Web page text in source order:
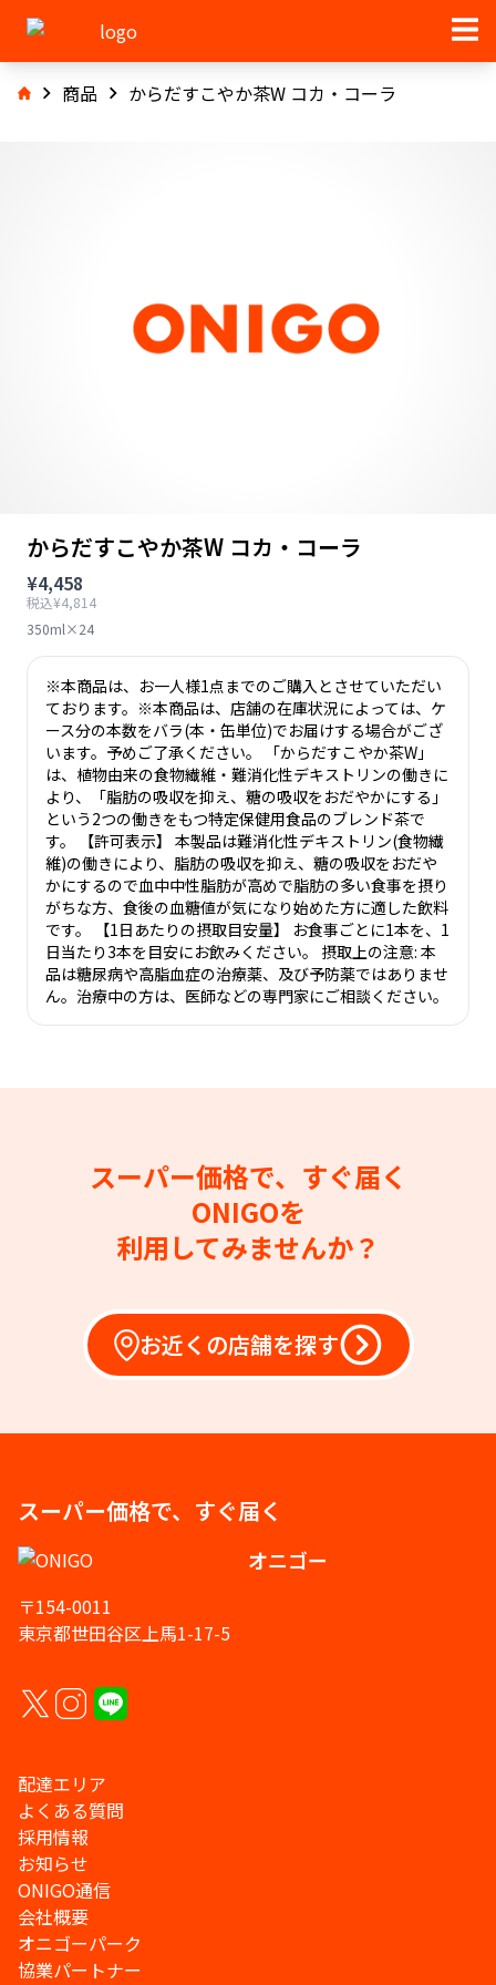
商品 からだすこやか茶W コカ・コーラ
からだすこやか茶W コカ・コーラ
¥4,458
税込¥4,814
350ml×24
※本商品は、お一人様1点までのご購入とさせていただい
ております。※本商品は、店舗の在庫状況によっては、ケ
ース分の本数をバラ(本・缶単位)でお届けする場合がござ
います。予めご了承ください。 「からだすこやか茶W」
は、植物由来の食物繊維・難消化性デキストリンの働きに
より、「脂肪の吸収を抑え、糖の吸収をおだやかにする」
という2つの働きをもつ特定保健用食品のブレンド茶で
す。 【許可表示】 本製品は難消化性デキストリン(食物繊
維)の働きにより、脂肪の吸収を抑え、糖の吸収をおだや
かにするので血中中性脂肪が高めで脂肪の多い食事を摂り
がちな方、食後の血糖値が気になり始めた方に適した飲料
です。 【1日あたりの摂取目安量】 お食事ごとに1本を、1
日当たり3本を目安にお飲みください。 摂取上の注意: 本
品は糖尿病や高脂血症の治療薬、及び予防薬ではありませ
ん。治療中の方は、医師などの専門家にご相談ください。
スーパー価格で、すぐ届く
ONIGOを
利用してみませんか？
お近くの店舗を探す
スーパー価格で、すぐ届く
オニゴー
〒154-0011
東京都世田谷区上馬1-17-5
配達エリア
よくある質問
採用情報
お知らせ
ONIGO通信
会社概要
オニゴーパーク
協業パートナー